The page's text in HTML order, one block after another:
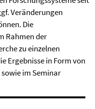
Veränderungen
Die
Rahmen der
zu einzelnen
Ergebnisse in Form von
im Seminar